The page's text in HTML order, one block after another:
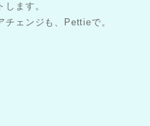
ます。
チェンジも、Pettieで。